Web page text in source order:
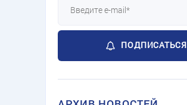
ПОДПИСАТЬСЯ